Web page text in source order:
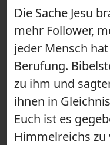
Die Sache Jesu
mehr Follower,
jeder Mensch
Berufung.
zu ihm und
ihnen in
Euch ist es
Himmelreichs